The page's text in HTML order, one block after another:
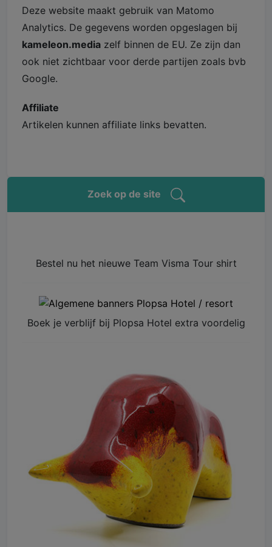
Deze website maakt gebruik van Matomo
Analytics. De gegevens worden opgeslagen bij
kameleon.media zelf binnen de EU. Ze zijn dan
ook niet zichtbaar voor derde partijen zoals bvb
Google.
Affiliate
Artikelen kunnen affiliate links bevatten.
Zoek op de site
Bestel nu het nieuwe Team Visma Tour shirt
Boek je verblijf bij Plopsa Hotel extra voordelig